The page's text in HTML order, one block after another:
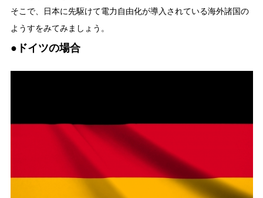
そこで、日本に先駆けて電力自由化が導入されている海外諸国の
ようすをみてみましょう。
●ドイツの場合